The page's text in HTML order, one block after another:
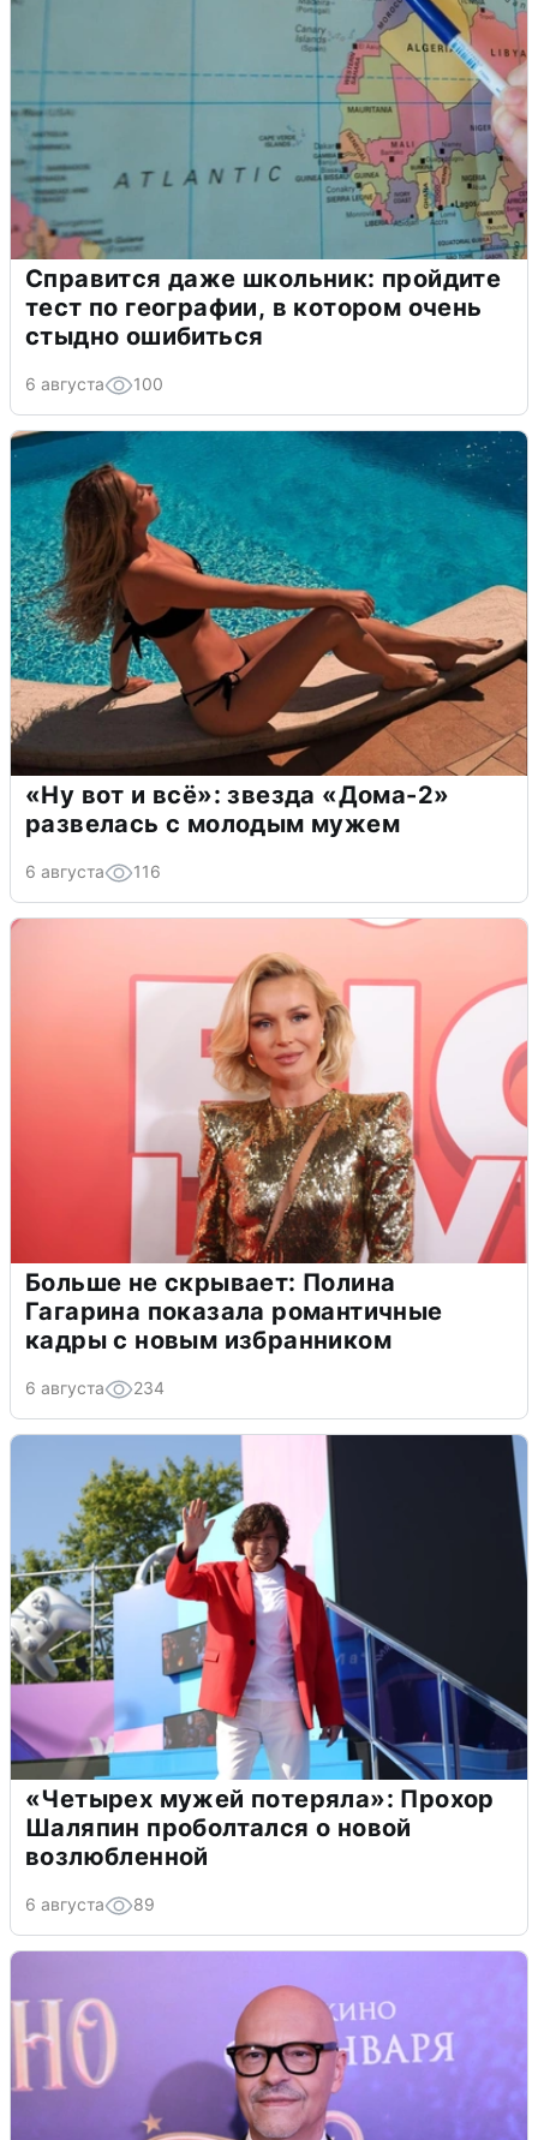
Справится даже школьник: пройдите
тест по географии, в котором очень
стыдно ошибиться
6 августа 100
«Ну вот и всё»: звезда «Дома-2»
развелась с молодым мужем
6 августа 116
Больше не скрывает: Полина
Гагарина показала романтичные
кадры с новым избранником
6 августа 234
«Четырех мужей потеряла»: Прохор
Шаляпин проболтался о новой
возлюбленной
6 августа 89